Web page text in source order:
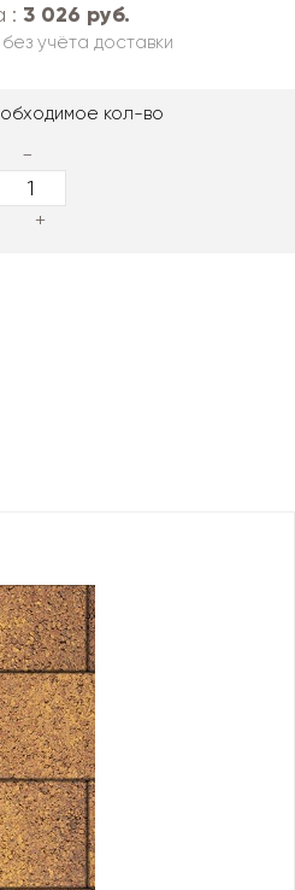
: 3 026 руб.
учёта доставки
кол-во
-
+